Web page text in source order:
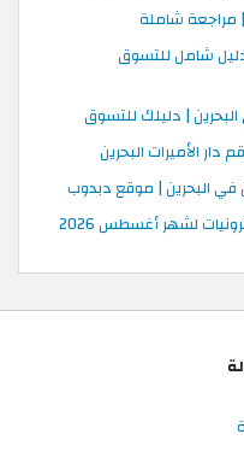
مراجعة شاملة
دليل شامل للتسوق
| دليلك للتسوق
دار الأميرات البحرين
في البحرين | موقع دبدوب
لشهر أغسطس 2026